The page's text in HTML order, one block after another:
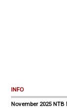
INFO
November 2025